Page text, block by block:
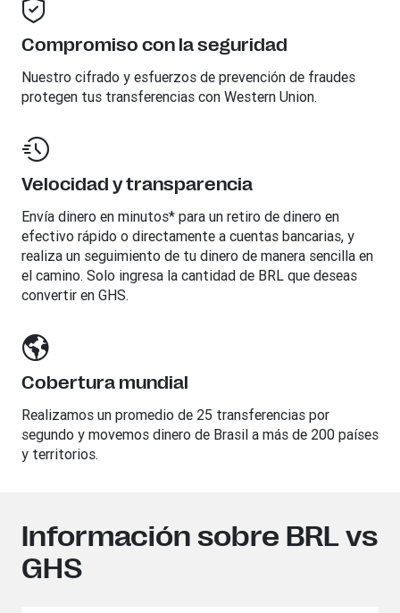
Compromiso con la seguridad
Nuestro cifrado y esfuerzos de prevención de fraudes
protegen tus transferencias con Western Union.
Velocidad y transparencia
Envía dinero en minutos* para un retiro de dinero en
efectivo rápido o directamente a cuentas bancarias, y
realiza un seguimiento de tu dinero de manera sencilla en
el camino. Solo ingresa la cantidad de BRL que deseas
convertir en GHS.
Cobertura mundial
Realizamos un promedio de 25 transferencias por
segundo y movemos dinero de Brasil a más de 200 países
y territorios.
Información sobre BRL vs
GHS